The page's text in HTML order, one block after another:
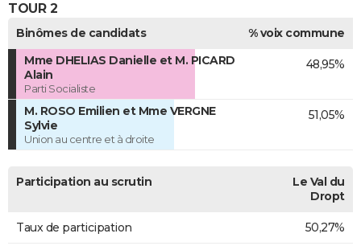
TOUR 2
Binômes de candidats
% voix commune
Mme DHELIAS Danielle et M. PICARD
Alain
Parti Socialiste
48,95%
M. ROSO Emilien et Mme VERGNE
Sylvie
Union au centre et à droite
51,05%
Participation au scrutin
Le Val du
Dropt
Taux de participation 50,27%